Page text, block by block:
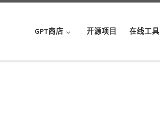
GPT商店 开源项目 在线工具